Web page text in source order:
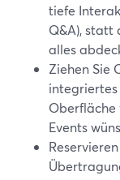
tiefe
Q&A), statt
alles
Ziehen Sie
Oberfläche
Events